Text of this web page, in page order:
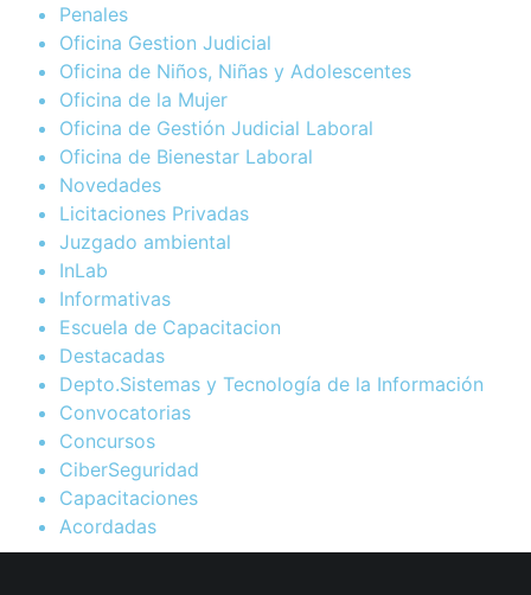
Penales
Oficina Gestion Judicial
Oficina de Niños, Niñas y Adolescentes
Oficina de la Mujer
Oficina de Gestión Judicial Laboral
Oficina de Bienestar Laboral
Novedades
Licitaciones Privadas
Juzgado ambiental
InLab
Informativas
Escuela de Capacitacion
Destacadas
Depto.Sistemas y Tecnología de la Información
Convocatorias
Concursos
CiberSeguridad
Capacitaciones
Acordadas